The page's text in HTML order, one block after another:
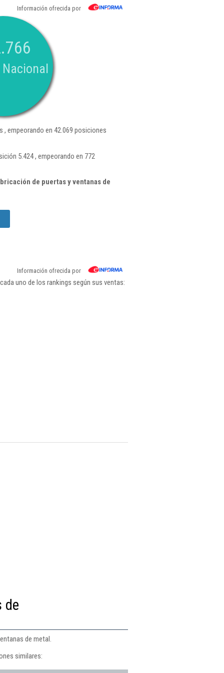
Información ofrecida por
, empeorando en 42.069 posiciones
5.424 , empeorando en 772
de puertas y ventanas de
Información ofrecida por
uno de los rankings según sus ventas:
de
de metal.
similares: